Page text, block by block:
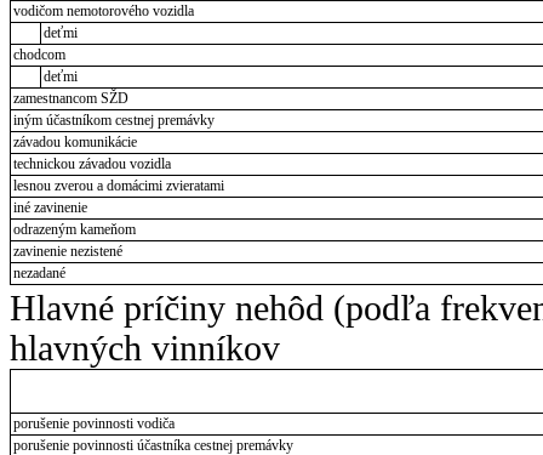
vodičom nemotorového vozidla
deťmi
chodcom
deťmi
zamestnancom SŽD
iným účastníkom cestnej premávky
závadou komunikácie
technickou závadou vozidla
lesnou zverou a domácimi zvieratami
iné zavinenie
odrazeným kameňom
zavinenie nezistené
nezadané
Hlavné príčiny nehôd (podľa
hlavných vinníkov
porušenie povinnosti vodiča
porušenie povinnosti účastníka cestnej premávky